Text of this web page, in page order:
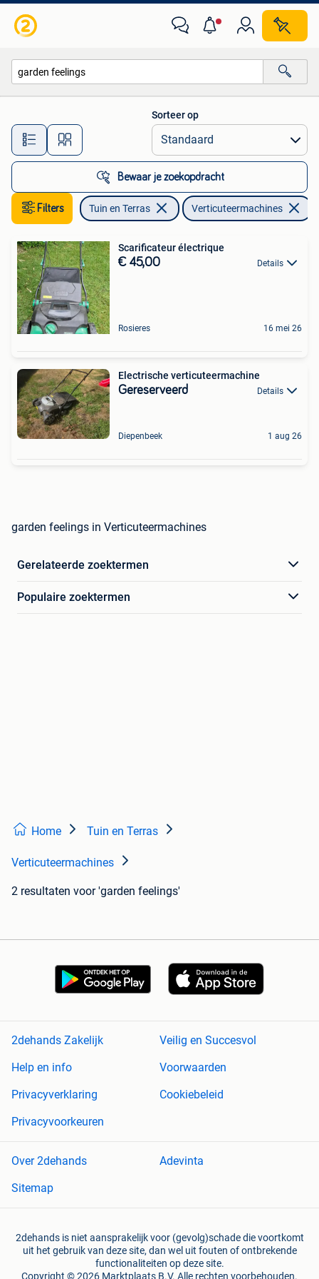
Alle afstanden…
Sorteer op
Bewaar je zoekopdracht
Filters Tuin en Terras Verticuteermachines
Scarificateur électrique
€ 45,00 Details
Rosieres 16 mei 26
Electrische verticuteermachine
Gereserveerd Details
Diepenbeek 1 aug 26
garden feelings in Verticuteermachines
Gerelateerde zoektermen
Populaire zoektermen
Home Tuin en Terras
Verticuteermachines
2 resultaten voor 'garden feelings'
2dehands Zakelijk
Veilig en Succesvol
Help en info
Voorwaarden
Privacyverklaring
Cookiebeleid
Privacyvoorkeuren
Over 2dehands
Adevinta
Sitemap
2dehands is niet aansprakelijk voor (gevolg)schade die voortkomt
uit het gebruik van deze site, dan wel uit fouten of ontbrekende
functionaliteiten op deze site.
Copyright © 2026 Marktplaats B.V. Alle rechten voorbehouden.